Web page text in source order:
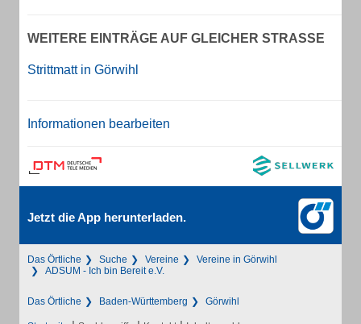
WEITERE EINTRÄGE AUF GLEICHER STRASSE
Strittmatt in Görwihl
Informationen bearbeiten
Jetzt die App herunterladen.
Das Örtliche Suche Vereine
Vereine in Görwihl
ADSUM - Ich bin Bereit e.V.
Das Örtliche Baden-Württemberg Görwihl